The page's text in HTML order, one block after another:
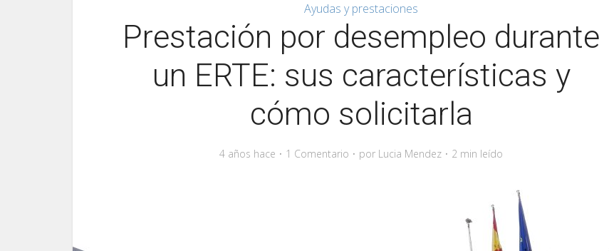
Ayudas y prestaciones
Prestación por desempleo durante
un ERTE: sus características y
cómo solicitarla
4 años hace 1 Comentario por Lucia Mendez 2 min leído